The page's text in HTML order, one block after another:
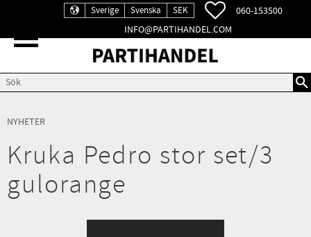
Sverige Svenska SEK FAVORITER
060-153500
INFO@PARTIHANDEL.COM
NYHETER
Kruka Pedro stor set/3
gulorange